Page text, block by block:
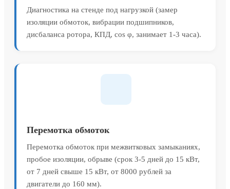
Диагностика на стенде под нагрузкой (замер
изоляции обмоток, вибрации подшипников,
дисбаланса ротора, КПД, cos φ, занимает 1-3 часа).
Перемотка обмоток
Перемотка обмоток при межвитковых замыканиях,
пробое изоляции, обрыве (срок 3-5 дней до 15 кВт,
от 7 дней свыше 15 кВт, от 8000 рублей за
двигатели до 160 мм).